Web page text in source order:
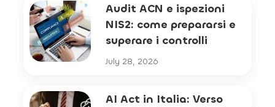
Audit ACN e ispezioni
NIS2: come prepararsi e
superare i controlli
July 28, 2026
AI Act in Italia: Verso